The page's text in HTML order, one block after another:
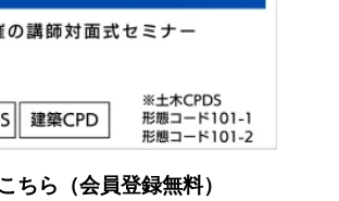
ちら（会員登録無料）